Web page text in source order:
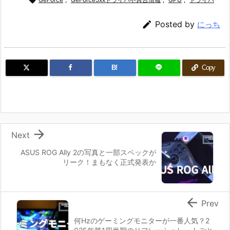
 Posted by にっち
B! Copy
ASUS ROG Ally 2の写真と一部スペックが
リーク！まもなく正式発表か

Next
何Hzのゲーミングモニターが一番人気？2
 Prev